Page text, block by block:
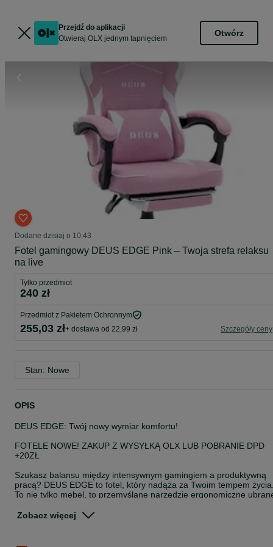
Przejdź do aplikacji
Otwieraj OLX jednym tapnięciem
Otwórz
Dodane dzisiaj o 10:43
Fotel gamingowy DEUS EDGE Pink – Twoja strefa relaksu
na live
Tylko przedmiot
240 zł
Przedmiot z Pakietem Ochronnym
255,03 zł+ dostawa od 22,99 zł Szczegóły ceny
Stan: Nowe
OPIS
DEUS EDGE: Twój nowy wymiar komfortu!
FOTELE NOWE! ZAKUP Z WYSYŁKĄ OLX LUB POBRANIE DPD
+20ZŁ
Szukasz balansu między intensywnym gamingiem a produktywną
pracą? DEUS EDGE to fotel, który nadąża za Twoim tempem
To nie tylko mebel, to przemyślane narzędzie ergonomiczne
którzy od biurka wymagają czegoś więcej niż tylko miejsca do
Zobacz więcej